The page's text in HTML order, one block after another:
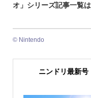
オ」シリーズ記事一覧は
©︎ Nintendo
ニンドリ最新号